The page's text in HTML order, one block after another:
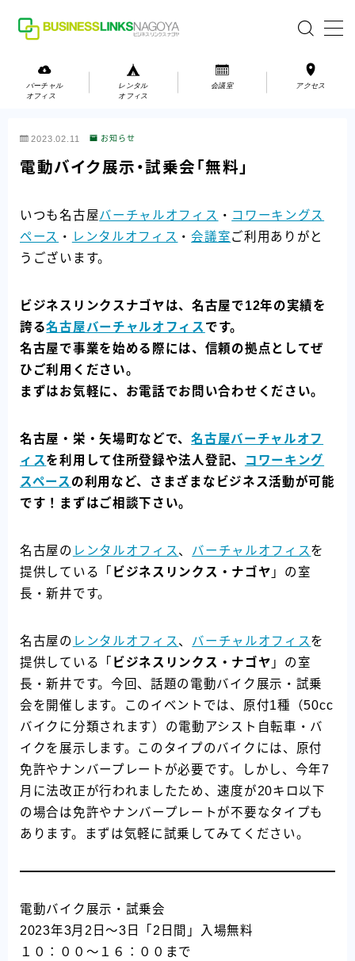
お問い合わせ
ご利用の流れ
アクセス
会社案内
バーチャル
オフィス
レンタル
オフィス
会議室 アクセス
2023.02.11 お知らせ
電動バイク展示・試乗会「無料」
いつも名古屋バーチャルオフィス ・ コワーキングス
ペース ・ レンタルオフィス ・会議室ご利用ありがと
うございます。
ビジネスリンクスナゴヤは、名古屋で12年の実績を
誇る名古屋バーチャルオフィス です。
名古屋で事業を始める際には、信頼の拠点としてぜ
ひご利用ください。
まずはお気軽に、お電話でお問い合わせください。
名古屋・栄・矢場町などで、名古屋バーチャルオフ
ィスを利用して住所登録や法人登記、
コワーキング
スペース の利用など、さまざまなビジネス活動が可能
です！まずはご相談下さい。
名古屋の レンタルオフィス 、 バーチャルオフィス を
提供している「 ビジネスリンクス・ナゴヤ 」の室
長・新井です。
名古屋の レンタルオフィス 、 バーチャルオフィス を
提供している「 ビジネスリンクス・ナゴヤ 」の室
長・新井です。今回、話題の電動バイク展示・試乗
会を開催します。このイベントでは、原付1種（50cc
バイクに分類されます）の電動アシスト自転車・バ
イクを展示します。このタイプのバイクには、原付
免許やナンバープレートが必要です。しかし、今年7
月に法改正が行われましたため、速度が20キロ以下
の場合は免許やナンバープレートが不要なタイプも
あります。まずは気軽に試乗してみてください。
電動バイク展示・試乗会
2023年3月2日～3日「2日間」入場無料
１０：００～１６：００まで